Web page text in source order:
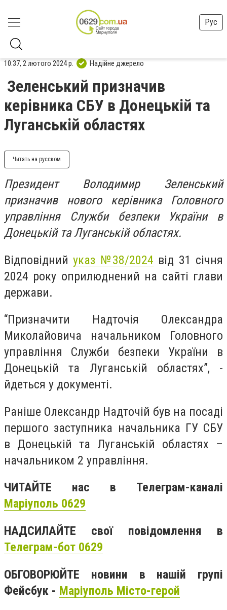
Рус
10:37, 2 лютого 2024 р. Надійне джерело
Зеленський призначив
керівника СБУ в Донецькій та
Луганській областях
Читать на русском
Президент Володимир Зеленський
призначив нового керівника Головного
управління Служби безпеки України в
Донецькій та Луганській областях.
Відповіднийуказ №38/2024 від 31 січня
2024 року оприлюднений на сайті глави
держави.
“Призначити Надточія Олександра
Миколайовича начальником Головного
управління Служби безпеки України в
Донецькій та Луганській областях”, -
йдеться у документі.
Раніше Олександр Надточій був на посаді
першого заступника начальника ГУ СБУ
в Донецькій та Луганській областях –
начальником 2 управління.
ЧИТАЙТЕ нас в Телеграм-каналі
Маріуполь 0629
НАДСИЛАЙТЕ свої повідомлення в
Телеграм-бот 0629
ОБГОВОРЮЙТЕ новини в нашій групі
Фейсбук - Маріуполь Місто-герой